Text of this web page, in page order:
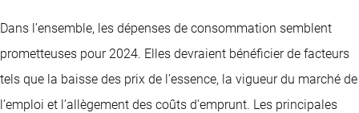
Dans l’ensemble, les dépenses de consommation semblent
prometteuses pour 2024. Elles devraient bénéficier de facteurs
tels que la baisse des prix de l’essence, la vigueur du marché de
l’emploi et l’allègement des coûts d’emprunt. Les principales